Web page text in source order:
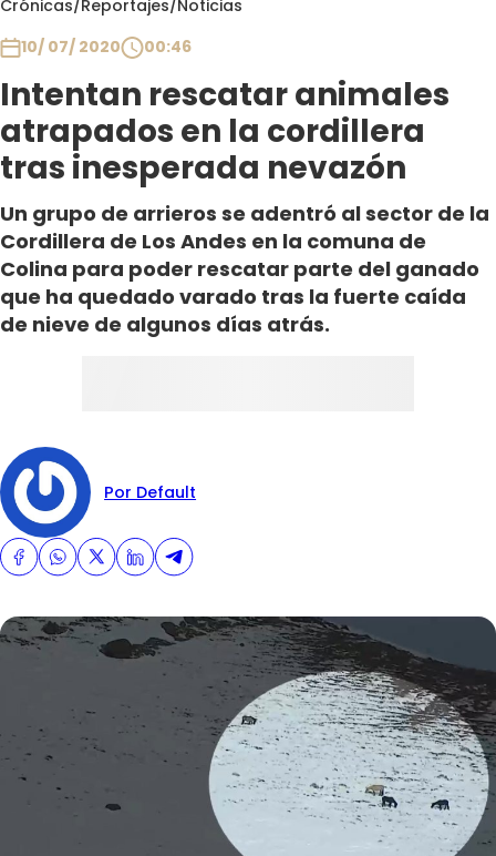
Crónicas/Reportajes/Noticias
10/ 07/ 2020
00:46
Intentan rescatar animales
atrapados en la cordillera
tras inesperada nevazón
Un grupo de arrieros se adentró al sector de la
Cordillera de Los Andes en la comuna de
Colina para poder rescatar parte del ganado
que ha quedado varado tras la fuerte caída
de nieve de algunos días atrás.
Por Default
Club De La Comedia
Contigo en Directo
Plan Perfecto
El Tiempo
Sabingo
Todos Los Programas